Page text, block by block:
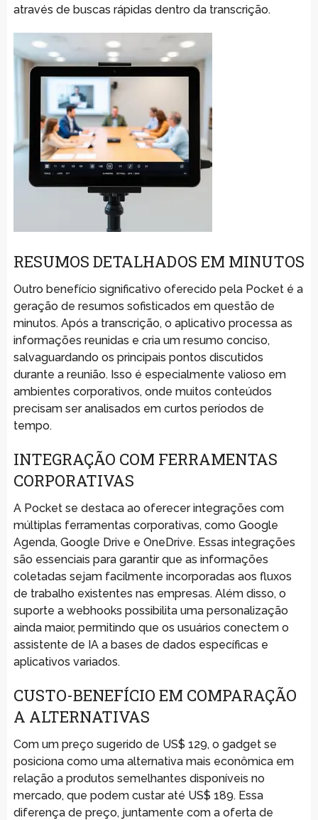
através de buscas rápidas dentro da transcrição.
RESUMOS DETALHADOS EM MINUTOS
Outro benefício significativo oferecido pela Pocket é a
geração de resumos sofisticados em questão de
minutos. Após a transcrição, o aplicativo processa as
informações reunidas e cria um resumo conciso,
salvaguardando os principais pontos discutidos
durante a reunião. Isso é especialmente valioso em
ambientes corporativos, onde muitos conteúdos
precisam ser analisados em curtos períodos de
tempo.
INTEGRAÇÃO COM FERRAMENTAS
CORPORATIVAS
A Pocket se destaca ao oferecer integrações com
múltiplas ferramentas corporativas, como Google
Agenda, Google Drive e OneDrive. Essas integrações
são essenciais para garantir que as informações
coletadas sejam facilmente incorporadas aos fluxos
de trabalho existentes nas empresas. Além disso, o
suporte a webhooks possibilita uma personalização
ainda maior, permitindo que os usuários conectem o
assistente de IA a bases de dados específicas e
aplicativos variados.
CUSTO-BENEFÍCIO EM COMPARAÇÃO
A ALTERNATIVAS
Com um preço sugerido de US$ 129, o gadget se
posiciona como uma alternativa mais econômica em
relação a produtos semelhantes disponíveis no
mercado, que podem custar até US$ 189. Essa
diferença de preço, juntamente com a oferta de